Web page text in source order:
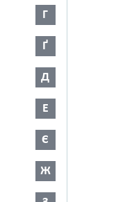
Г
Ґ
Д
Е
Є
Ж